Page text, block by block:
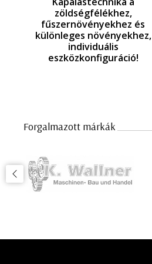
zöldségfélékhez,
fűszernövényekhez és
különleges növényekhez,
individuális
eszközkonfiguráció!
Forgalmazott márkák